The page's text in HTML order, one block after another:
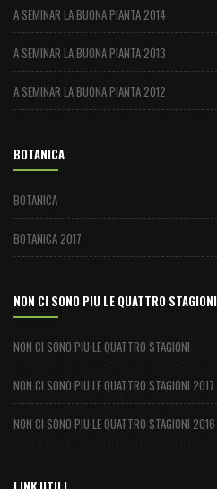
A SEMINAR LA BUONA PIANTA 2014
A SEMINAR LA BUONA PIANTA 2013
A SEMINAR LA BUONA PIANTA 2012
BOTANICA
BOTANICA
BOTANICA 2017
NON CI SONO PIU LE QUATTRO STAGIONI
NON CI SONO PIU LE QUATTRO STAGIONI
NON CI SONO PIU LE QUATTRO STAGIONI 2017
NON CI SONO PIU LE QUATTRO STAGIONI 2016